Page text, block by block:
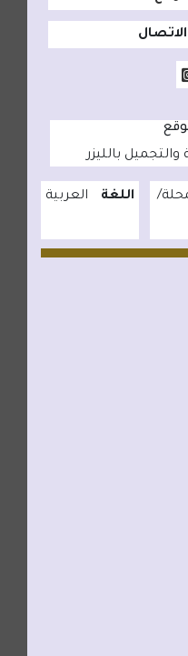
بالليزر
اللغة العربية